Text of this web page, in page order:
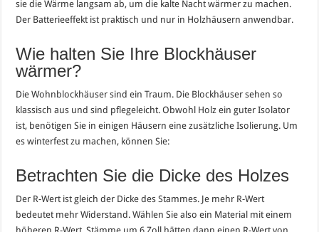
sie die Wärme langsam ab, um die kalte Nacht wärmer zu machen.
Der Batterieeffekt ist praktisch und nur in Holzhäusern anwendbar.
Wie halten Sie Ihre Blockhäuser
wärmer?
Die Wohnblockhäuser sind ein Traum. Die Blockhäuser sehen so
klassisch aus und sind pflegeleicht. Obwohl Holz ein guter Isolator
ist, benötigen Sie in einigen Häusern eine zusätzliche Isolierung. Um
es winterfest zu machen, können Sie:
Betrachten Sie die Dicke des Holzes
Der R-Wert ist gleich der Dicke des Stammes. Je mehr R-Wert
bedeutet mehr Widerstand. Wählen Sie also ein Material mit einem